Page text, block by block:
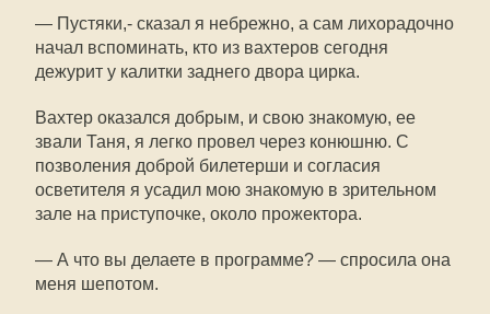
— Пустяки,- сказал я небрежно, а сам лихорадочно
начал вспоминать, кто из вахтеров сегодня
дежурит у калитки заднего двора цирка.
Вахтер оказался добрым, и свою знакомую, ее
звали Таня, я легко провел через конюшню. С
позволения доброй билетерши и согласия
осветителя я усадил мою знакомую в зрительном
зале на приступочке, около прожектора.
— А что вы делаете в программе? — спросила она
меня шепотом.